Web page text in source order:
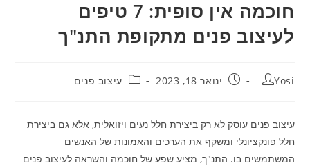
חוכמה אין סופית: 7 טיפים
לעיצוב פנים מתקופת התנ"ך
Yosi ינואר 18, 2023 עיצוב פנים
עיצוב פנים עוסק לא רק ביצירת חלל נעים ויזואלית, אלא גם ביצירת
חלל פונקציונלי ומשקף את הערכים והאמונות של האנשים
המשתמשים בו. התנ"ך, מציע שפע של חוכמה והשראה לעיצוב פנים